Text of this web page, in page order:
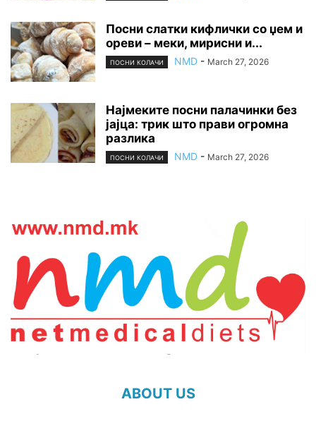
Посни слатки кифлички со џем и
ореви – меки, мирисни и...
ПОСНИ КОЛАЧИ NMD - March 27, 2026
Најмеките посни палачинки без
јајца: трик што прави огромна
разлика
ПОСНИ КОЛАЧИ NMD - March 27, 2026
ABOUT US